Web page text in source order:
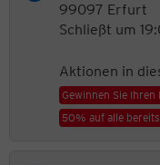
99097 Erfurt
Schließt um
Aktionen in
Gewinnen Sie Ihren
50% auf alle